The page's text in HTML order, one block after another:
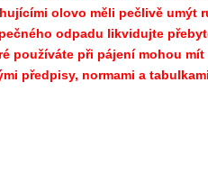
olovo měli pečlivě
odpadu likvidujte
používáte při pájení mohou
předpisy, normami a